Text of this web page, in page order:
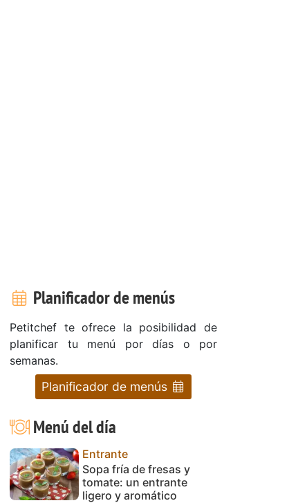
Planificador de menús
Petitchef te ofrece la posibilidad de
planificar tu menú por días o por
semanas.
Planificador de menús
Menú del día
Entrante
Sopa fría de fresas y
tomate: un entrante
ligero y aromático